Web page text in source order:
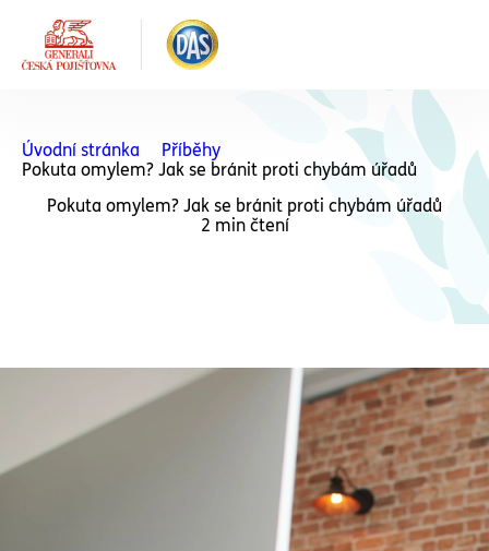
Úvodní stránka
Příběhy
Pokuta omylem? Jak se bránit proti chybám úřadů
Pokuta omylem? Jak se bránit proti chybám úřadů
2 min čtení